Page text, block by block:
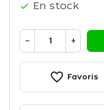
 En stock
− +
favorite_border Favoris